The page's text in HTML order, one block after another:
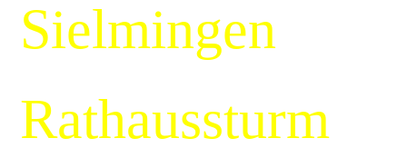
Sielmingen
Rathaussturm